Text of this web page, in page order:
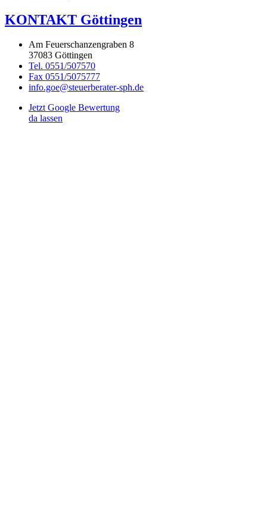
KONTAKT Göttingen
Am Feuerschanzengraben 8
37083 Göttingen
Tel. 0551/507570
Fax 0551/5075777
info.goe@steuerberater-sph.de
Jetzt Google Bewertung
da lassen